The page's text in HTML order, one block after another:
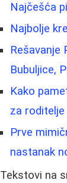
Najčešća
Najbolje
Rešavanje
Bubuljice,
Kako
za roditelje
Prve
nastanak
Tekstovi na